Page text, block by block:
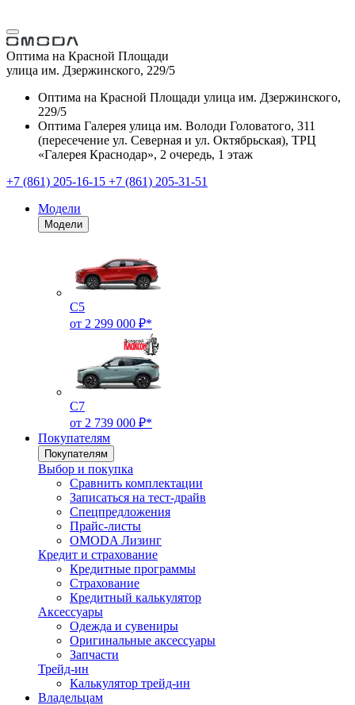
Оптима на Красной Площади
улица им. Дзержинского, 229/5
Оптима на Красной Площади улица им. Дзержинского,
229/5
Оптима Галерея улица им. Володи Головатого, 311
(пересечение ул. Северная и ул. Октябрьская), ТРЦ
«Галерея Краснодар», 2 очередь, 1 этаж
+7 (861) 205-16-15 +7 (861) 205-31-51
Модели
Модели
C5
от 2 299 000 ₽*
C7
от 2 739 000 ₽*
Покупателям
Покупателям
Выбор и покупка
Сравнить комплектации
Записаться на тест-драйв
Cпецпредложения
Прайс-листы
OMODA Лизинг
Кредит и страхование
Кредитные программы
Страхование
Кредитный калькулятор
Аксессуары
Одежда и сувениры
Оригинальные аксессуары
Запчасти
Трейд-ин
Калькулятор трейд-ин
Владельцам